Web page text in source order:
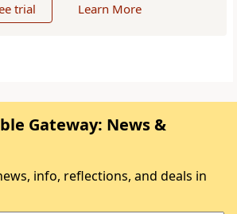
trial Learn More
Gateway: News &
info, reflections, and deals in